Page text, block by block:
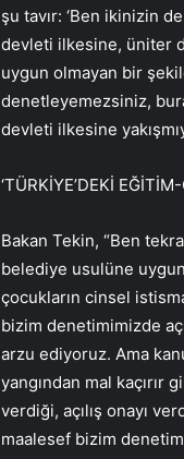
şu tavır: ‘Ben ikinizin
devleti ilkesine, üniter
uygun olmayan bir
denetleyemezsiniz,
devleti ilkesine
‘TÜRKİYE’DEKİ
Bakan Tekin, “Ben
belediye usulüne
çocukların cinsel
bizim denetimimizde
arzu ediyoruz. Ama
yangından mal kaçırır
verdiği, açılış onayı
maalesef bizim